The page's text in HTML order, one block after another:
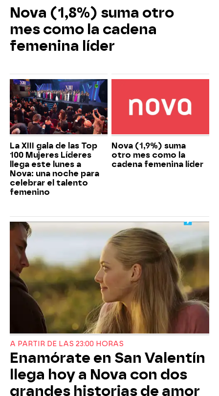
Nova (1,8%) suma otro
mes como la cadena
femenina líder
La XIII gala de las Top
100 Mujeres Líderes
llega este lunes a
Nova: una noche para
celebrar el talento
femenino
Nova (1,9%) suma
otro mes como la
cadena femenina líder
A PARTIR DE LAS 23:00 HORAS
Enamórate en San Valentín
llega hoy a Nova con dos
grandes historias de amor